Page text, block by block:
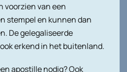
voorzien van een
stempel en kunnen dan
De gelegaliseerde
erkend in het buitenland.
apostille nodig? Ook